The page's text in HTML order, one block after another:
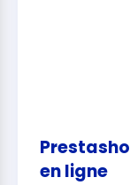
en ligne